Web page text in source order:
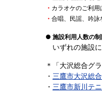
・ カラオケのご利用
・ 合唱、民謡、吟詠
● 施設利用人数の
いずれの施設
＊「大沢総合グ
・ 三鷹市大沢総
・ 三鷹市新川テ